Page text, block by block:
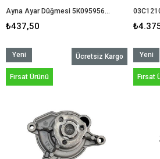
Ayna Ayar Düğmesi 5K0959565 Golf 7-Passat (2010-2015)
₺437,50
Ücretsiz Kargo
Yeni
Ürün
Fırsat Ürünü
Yeni
Ürün
Fırsat